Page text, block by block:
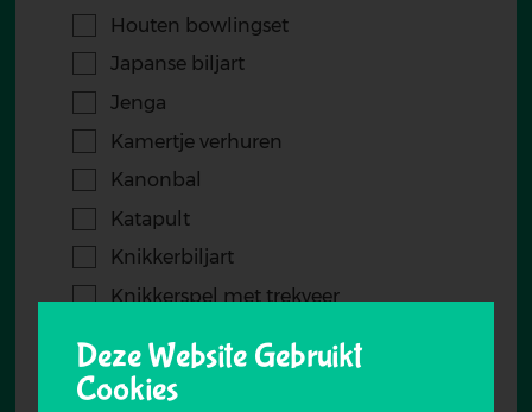
Houten bowlingset
Japanse biljart
Jenga
Kamertje verhuren
Kanonbal
Katapult
Knikkerbiljart
Knikkerspel met trekveer
Labyrinth
Deze Website Gebruikt
Cookies